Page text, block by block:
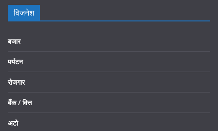
विजनेश
बजार
पर्यटन
रोजगार
बैँक / वित्त
अटो